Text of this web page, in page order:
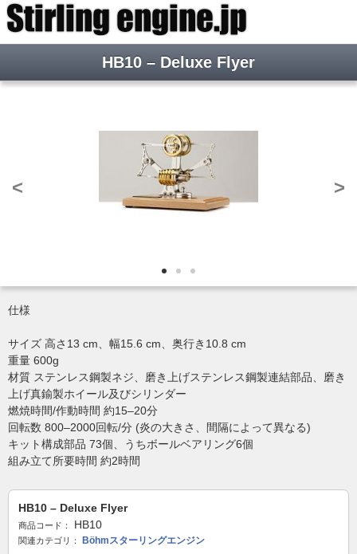
ようこそ ゲストさん
新着情報
HB32 – Twin Tattooの動画をfacebookへアップいたしました。火力
調整により高回転にスピードアップする場面も確認いただけます。
HB10 – Deluxe Flyer
< >
仕様
サイズ 高さ13 cm、幅15.6 cm、奥行き10.8 cm
重量 600g
材質 ステンレス鋼製ネジ、磨き上げステンレス鋼製連結部品、磨き
上げ真鍮製ホイール及びシリンダー
燃焼時間/作動時間 約15–20分
回転数 800–2000回転/分 (炎の大きさ、間隔によって異なる)
キット構成部品 73個、うちボールベアリング6個
組み立て所要時間 約2時間
HB10 – Deluxe Flyer
商品コード： HB10
関連カテゴリ： Böhmスターリングエンジン